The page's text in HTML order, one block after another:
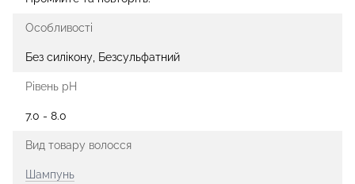
Особливості
Без силікону, Безсульфатний
Рівень pH
7.0 - 8.0
Вид товару волосся
Шампунь